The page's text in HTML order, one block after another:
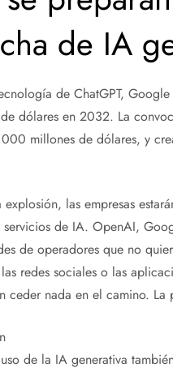
de IA
de ChatGPT,
dólares en 2032. La
millones de dólares, y
explosión, las empresas
servicios de IA. OpenAI,
de operadores que no
redes sociales o las
ceder nada en el camino.
de la IA generativa